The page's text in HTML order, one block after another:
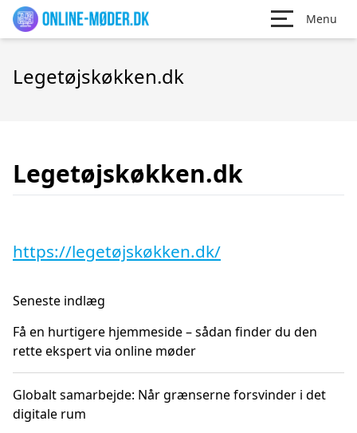
Menu
Legetøjskøkken.dk
Legetøjskøkken.dk
https://legetøjskøkken.dk/
Seneste indlæg
Få en hurtigere hjemmeside – sådan finder du den
rette ekspert via online møder
Globalt samarbejde: Når grænserne forsvinder i det
digitale rum